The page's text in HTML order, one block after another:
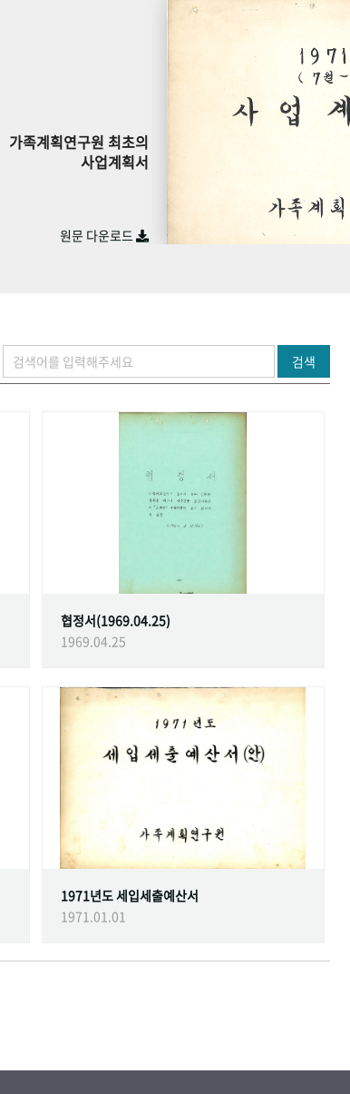
가족계획연구원 최초의
사업계획서
원문 다운로드
검색
협정서(1969.04.25)
1969.04.25
1971년도 세입세출예산서
1971.01.01